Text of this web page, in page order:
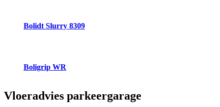
Bolidt Slurry 8309
Boligrip WR
Vloeradvies parkeergarage